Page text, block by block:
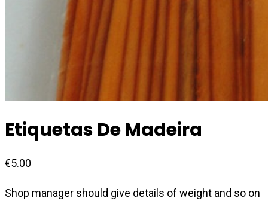
Etiquetas De Madeira
€5.00
Shop manager should give details of weight and so on